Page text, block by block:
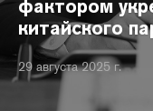
фактором
китайского
29 августа 2025 г.